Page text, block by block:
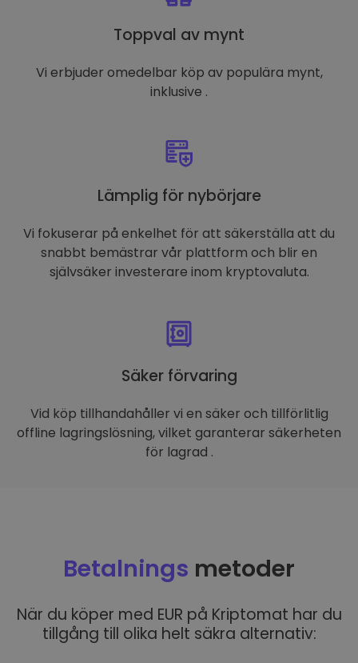
Toppval av mynt
Vi erbjuder omedelbar köp av populära mynt,
inklusive .
Lämplig för nybörjare
Vi fokuserar på enkelhet för att säkerställa att du
snabbt bemästrar vår plattform och blir en
självsäker investerare inom kryptovaluta.
Säker förvaring
Vid köp tillhandahåller vi en säker och tillförlitlig
offline lagringslösning, vilket garanterar säkerheten
för lagrad .
Betalnings metoder
När du köper med EUR på Kriptomat har du
tillgång till olika helt säkra alternativ: